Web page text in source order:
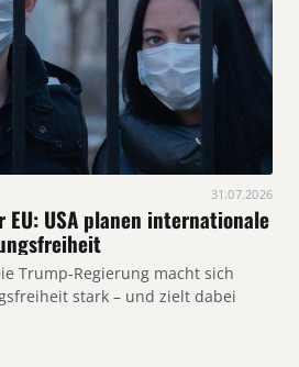
31.07.2026
EU: USA planen internationale
Trump-Regierung macht sich
stark – und zielt dabei